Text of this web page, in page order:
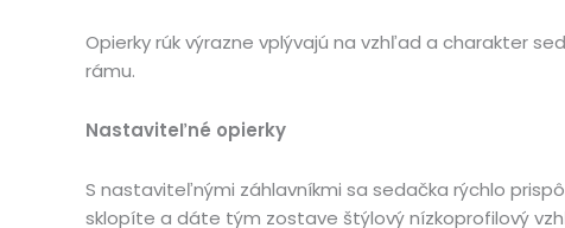
Opierky rúk výrazne vplývajú na vzhľad a charakter
rámu.
Nastaviteľné opierky
S nastaviteľnými záhlavníkmi sa sedačka rýchlo
sklopíte a dáte tým zostave štýlový nízkoprofilový